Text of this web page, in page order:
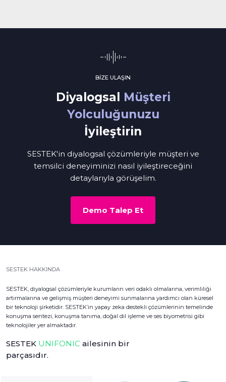
BİZE ULAŞIN
Diyalogsal Müşteri
Yolculuğunuzu
İyileştirin
SESTEK'in diyalogsal çözümleriyle müşteri ve
temsilci deneyiminizi nasıl iyileştireceğini
detaylarıyla görüşelim.
Demo Talep Et
SESTEK HAKKINDA
SESTEK, diyalogsal çözümleriyle kurumların veri odaklı olmalarına, verimliliği
artırmalarına ve gelişmiş müşteri deneyimi sunmalarına yardımcı olan küresel
bir teknoloji şirketidir. SESTEK’in yapay zeka destekli çözümlerinin temelinde
konuşma sentezi, konuşma tanıma, doğal dil işleme ve ses biyometrisi gibi
teknolojiler yer almaktadır.
SESTEK UNIFONIC ailesinin bir
parçasıdır.